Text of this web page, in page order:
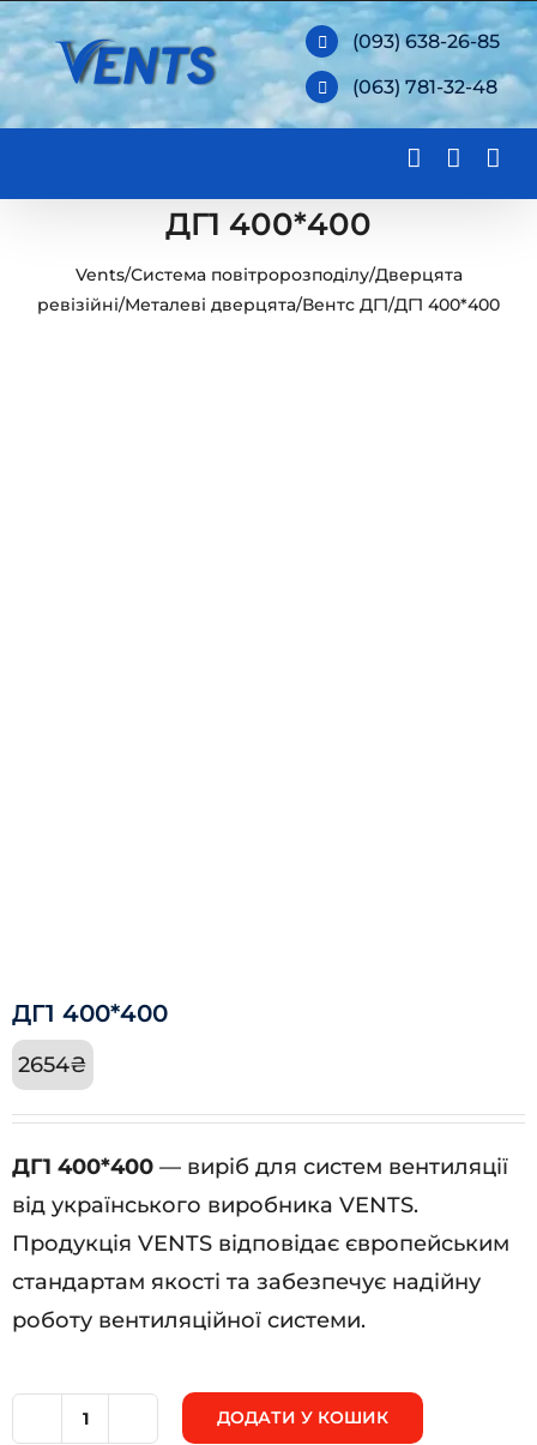
Skip
to
content
(093) 638-26-85
(063) 781-32-48
ДГ1 400*400
Vents/Система повітророзподілу/Дверцята
ревізійні/Металеві дверцята/Вентс ДГ1/ДГ1 400*400
ДГ1 400*400
2654₴
ДГ1 400*400 — виріб для систем вентиляції
від українського виробника VENTS.
Продукція VENTS відповідає європейським
стандартам якості та забезпечує надійну
роботу вентиляційної системи.
ДОДАТИ У КОШИК